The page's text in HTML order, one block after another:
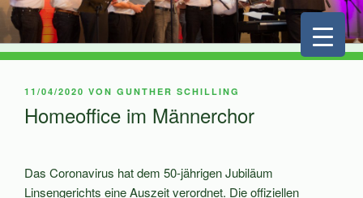
Zum
Inhalt
springen
VERÖFFENTLICHT
11/04/2020 VON GUNTHER SCHILLING
Homeoffice im Männerchor
Das Coronavirus hat dem 50-jährigen Jubiläum
Linsengerichts eine Auszeit verordnet. Die offiziellen